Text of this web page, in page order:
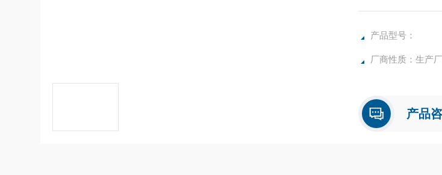
产品型号：
厂商性质：生产
产品